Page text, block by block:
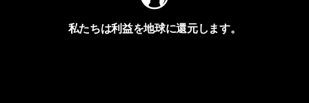
私たちは利益を地球に還元します。